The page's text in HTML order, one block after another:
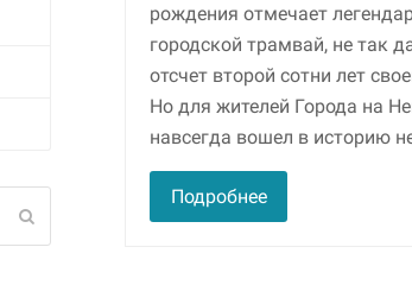
рождения отмечает
городской трамвай, не так
отсчет второй сотни лет
Но для жителей Города на
навсегда вошел в историю
Подробнее